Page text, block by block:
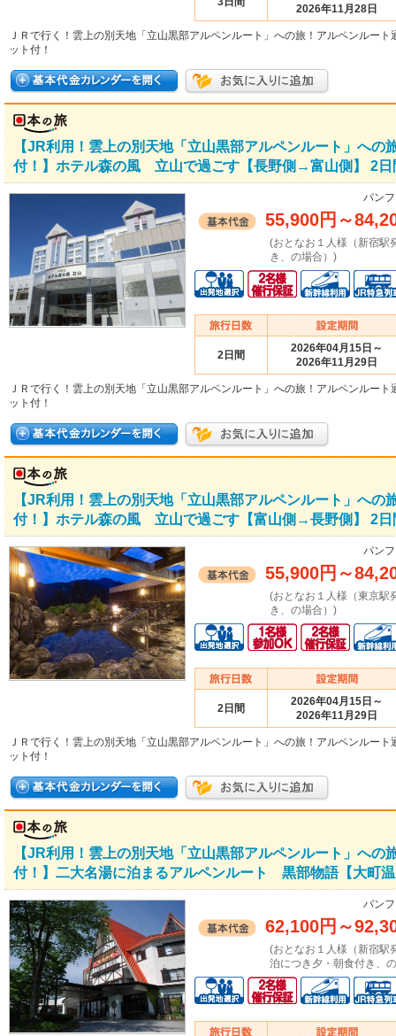
2026年11月28日
ＪＲで行く！雲上の別天地「立山黒部アルペンルート」への旅！アルペンルート
ット付！
【JR利用！雲上の別天地「立山黒部アルペンルート」への
付！】ホテル森の風 立山で過ごす【長野側→富山側】 2日
パン
55,900円 ～
(おとなお１人様（新宿駅
き、の場合）)
2日間
2026年04月15日～
2026年11月29日
ＪＲで行く！雲上の別天地「立山黒部アルペンルート」への旅！アルペンルート
ット付！
【JR利用！雲上の別天地「立山黒部アルペンルート」への
付！】ホテル森の風 立山で過ごす【富山側→長野側】 2日
パン
55,900円 ～
(おとなお１人様（東京駅
き、の場合）)
2日間
2026年04月15日～
2026年11月29日
ＪＲで行く！雲上の別天地「立山黒部アルペンルート」への旅！アルペンルート
ット付！
【JR利用！雲上の別天地「立山黒部アルペンルート」への
付！】二大名湯に泊まるアルペンルート 黒部物語【大町
パン
62,100円 ～
(おとなお１人様（新宿駅
泊につき夕・朝食付き、